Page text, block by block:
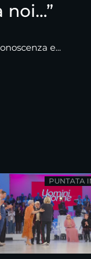
noi…”
e...
PUNTATA